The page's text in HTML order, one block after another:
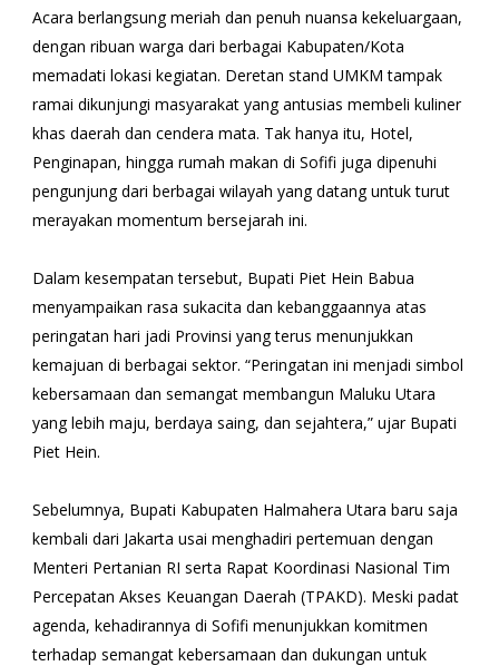
Acara berlangsung meriah dan penuh nuansa kekeluargaan,
dengan ribuan warga dari berbagai Kabupaten/Kota
memadati lokasi kegiatan. Deretan stand UMKM tampak
ramai dikunjungi masyarakat yang antusias membeli kuliner
khas daerah dan cendera mata. Tak hanya itu, Hotel,
Penginapan, hingga rumah makan di Sofifi juga dipenuhi
pengunjung dari berbagai wilayah yang datang untuk turut
merayakan momentum bersejarah ini.
Dalam kesempatan tersebut, Bupati Piet Hein Babua
menyampaikan rasa sukacita dan kebanggaannya atas
peringatan hari jadi Provinsi yang terus menunjukkan
kemajuan di berbagai sektor. “Peringatan ini menjadi simbol
kebersamaan dan semangat membangun Maluku Utara
yang lebih maju, berdaya saing, dan sejahtera,” ujar Bupati
Piet Hein.
Sebelumnya, Bupati Kabupaten Halmahera Utara baru saja
kembali dari Jakarta usai menghadiri pertemuan dengan
Menteri Pertanian RI serta Rapat Koordinasi Nasional Tim
Percepatan Akses Keuangan Daerah (TPAKD). Meski padat
agenda, kehadirannya di Sofifi menunjukkan komitmen
terhadap semangat kebersamaan dan dukungan untuk